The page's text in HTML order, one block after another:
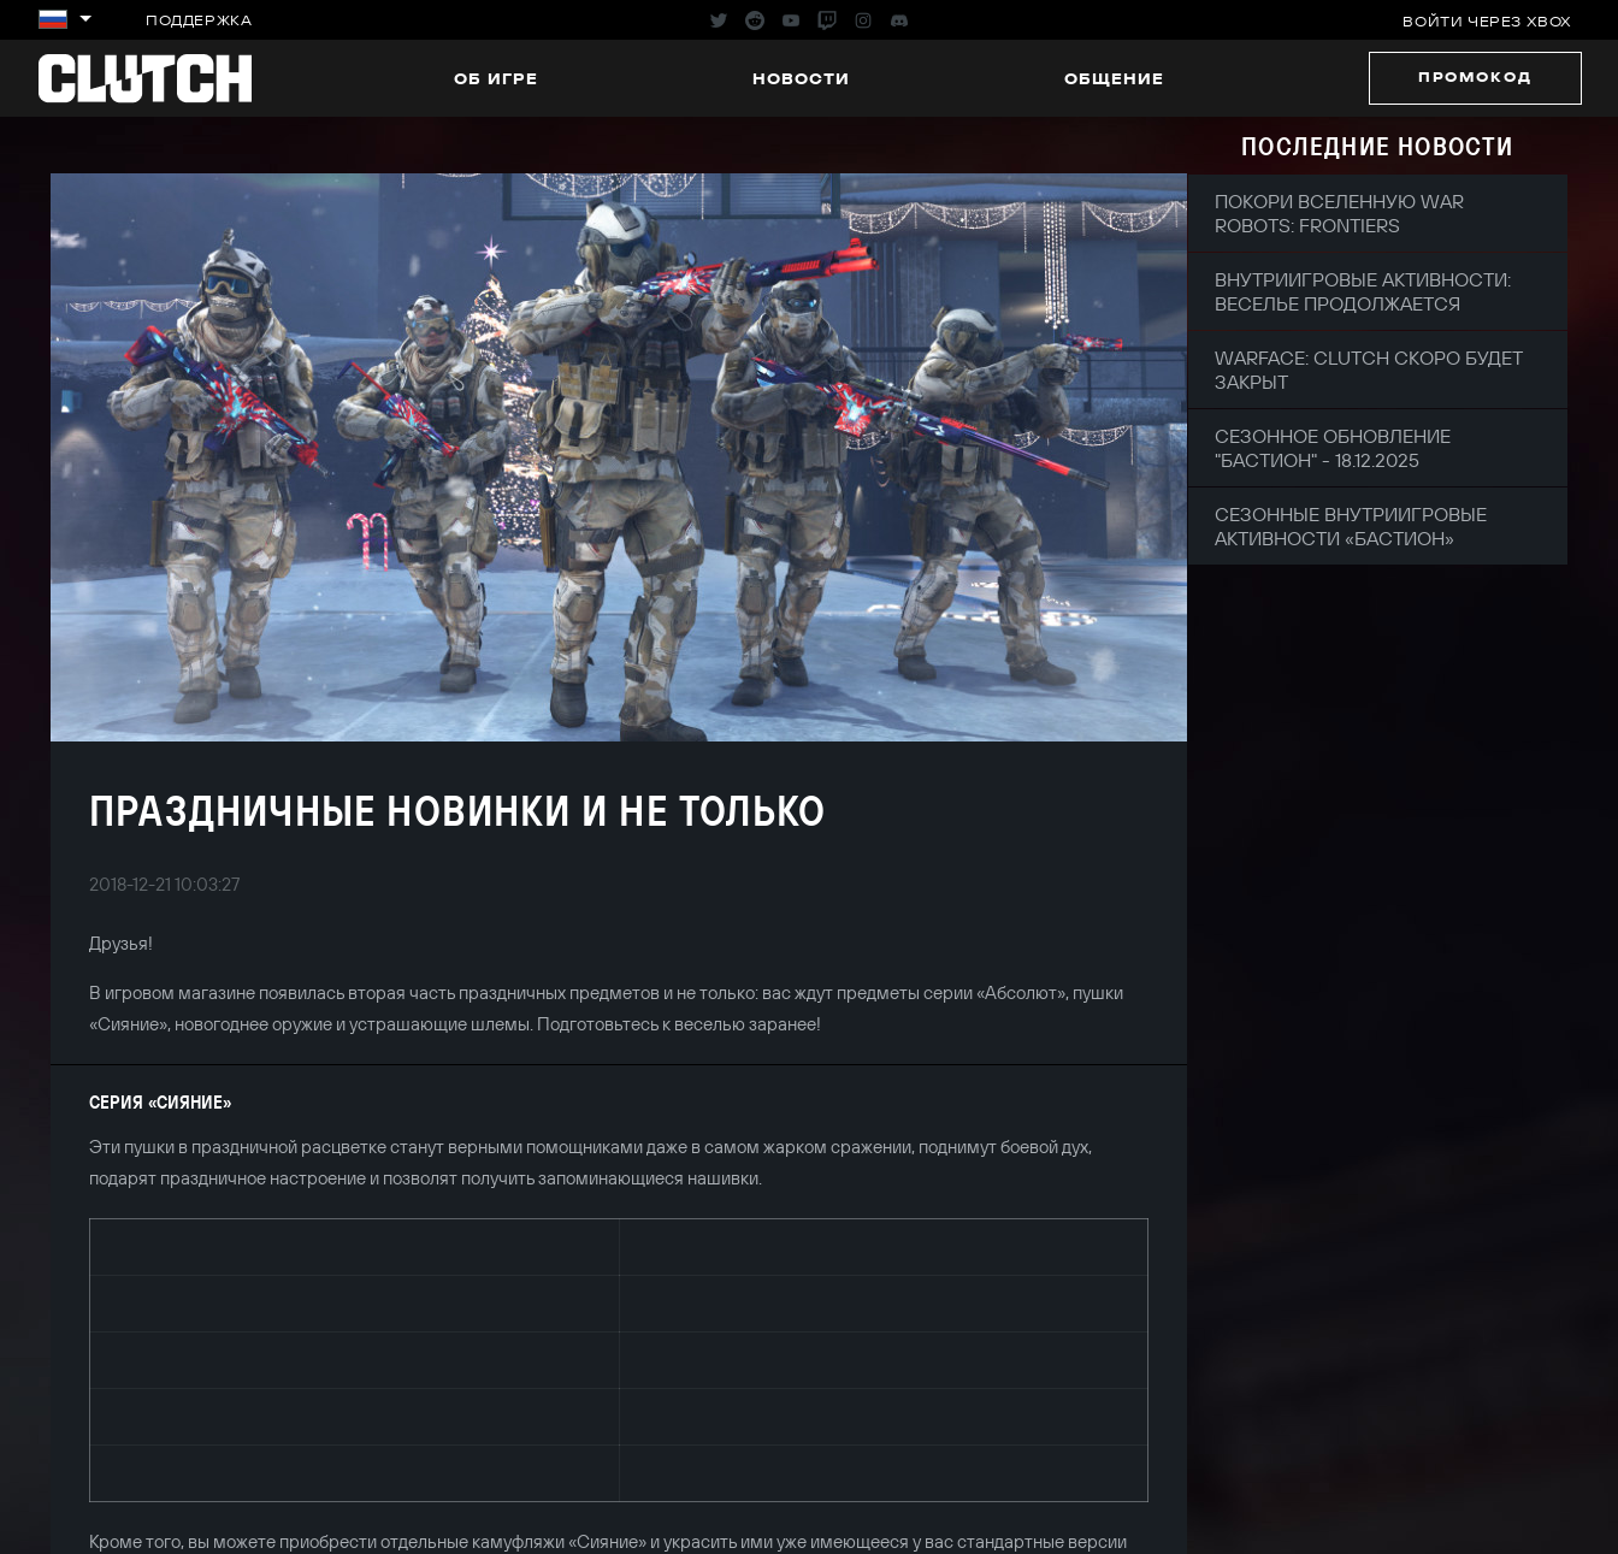
ПОДДЕРЖКА ВОЙТИ ЧЕРЕЗ XBOX
ОБ ИГРЕ НОВОСТИ ОБЩЕНИЕ ПРОМОКОД
ПРАЗДНИЧНЫЕ НОВИНКИ И НЕ ТОЛЬКО
2018-12-21 10:03:27
Друзья!
В игровом магазине появилась вторая часть праздничных предметов и не только: вас ждут предметы серии «Абсолют», пушки
«Сияние», новогоднее оружие и устрашающие шлемы. Подготовьтесь к веселью заранее!
СЕРИЯ «СИЯНИЕ»
Эти пушки в праздничной расцветке станут верными помощниками даже в самом жарком сражении, поднимут боевой дух,
подарят праздничное настроение и позволят получить запоминающиеся нашивки.
Кроме того, вы можете приобрести отдельные камуфляжи «Сияние» и украсить ими уже имеющееся у вас стандартные версии
ПОСЛЕДНИЕ НОВОСТИ
ПОКОРИ ВСЕЛЕННУЮ WAR
ROBOTS: FRONTIERS
ВНУТРИИГРОВЫЕ АКТИВНОСТИ:
ВЕСЕЛЬЕ ПРОДОЛЖАЕТСЯ
WARFACE: CLUTCH СКОРО БУДЕТ
ЗАКРЫТ
СЕЗОННОЕ ОБНОВЛЕНИЕ
"БАСТИОН" - 18.12.2025
СЕЗОННЫЕ ВНУТРИИГРОВЫЕ
АКТИВНОСТИ «БАСТИОН»